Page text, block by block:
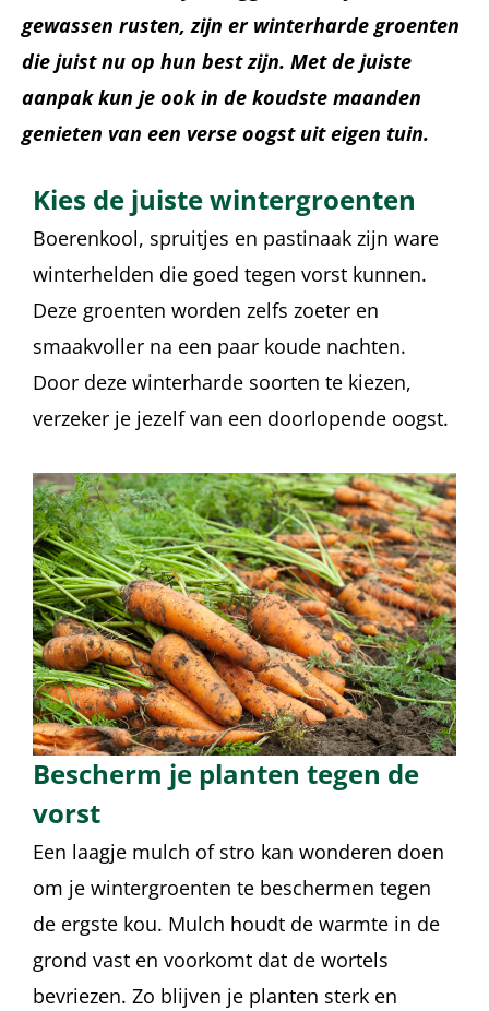
gewassen rusten, zijn er winterharde groenten
die juist nu op hun best zijn. Met de juiste
aanpak kun je ook in de koudste maanden
genieten van een verse oogst uit eigen tuin.
Kies de juiste wintergroenten
Boerenkool, spruitjes en pastinaak zijn ware
winterhelden die goed tegen vorst kunnen.
Deze groenten worden zelfs zoeter en
smaakvoller na een paar koude nachten.
Door deze winterharde soorten te kiezen,
verzeker je jezelf van een doorlopende oogst.
Bescherm je planten tegen de
vorst
Een laagje mulch of stro kan wonderen doen
om je wintergroenten te beschermen tegen
de ergste kou. Mulch houdt de warmte in de
grond vast en voorkomt dat de wortels
bevriezen. Zo blijven je planten sterk en